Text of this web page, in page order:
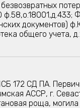
документов)
общего учета,
172 СД ПА.
АССР, г.
роща,